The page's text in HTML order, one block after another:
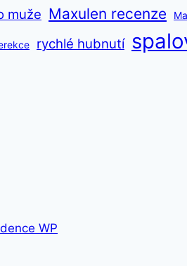
muže Maxulen recenze
rychlé hubnutí
WP